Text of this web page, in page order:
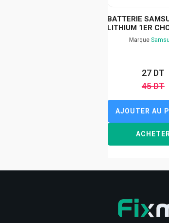
BATTERIE
LITHIUM 1ER
Marque
27 DT
45 DT
AJOUTER AU